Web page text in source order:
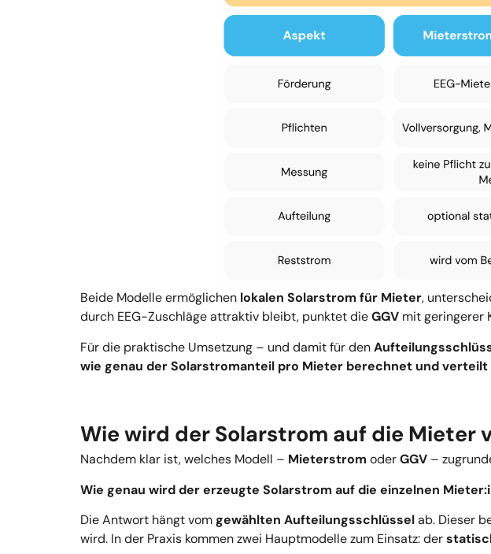
Beide Modelle ermöglichen lokalen Solarstrom für Mieter,
durch EEG-Zuschläge attraktiv bleibt, punktet dieGGV mit geringerer
Für die praktische Umsetzung – und damit für den
wie genau der Solarstromanteil pro Mieter berechnet und verteilt
Wie wird der Solarstrom auf die
Nachdem klar ist, welches Modell – Mieterstrom oderGGV –
Wie genau wird der erzeugte Solarstrom auf die einzelnen
Die Antwort hängt vomgewählten Aufteilungsschlüsselab. Dieser
wird. In der Praxis kommen zwei Hauptmodelle zum Einsatz: der